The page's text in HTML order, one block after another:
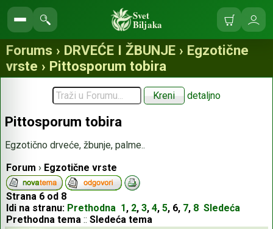
Pretraga
sajta
Svet
Biljaka Korpa
se
Forums › DRVEĆE I ŽBUNJE › Egzotične
vrste › Pittosporum tobira
detaljno
Pittosporum tobira
Egzotično drveće, žbunje, palme..
Forum › Egzotične vrste
Strana 6 od 8
Idi na stranu: Prethodna 1, 2, 3, 4, 5, 6, 7, 8 Sledeća
Prethodna tema :: Sledeća tema